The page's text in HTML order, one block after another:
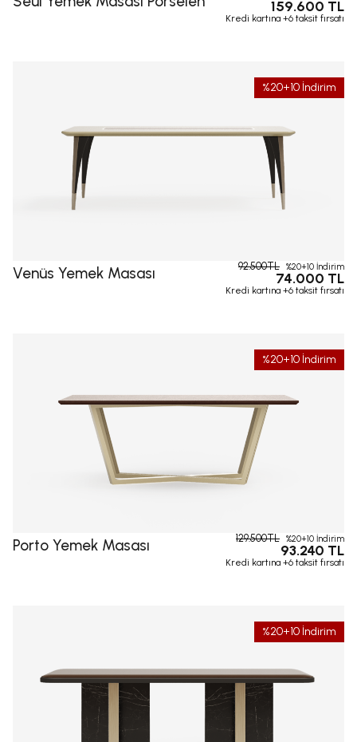
159.600 TL
Kredi kartına +6 taksit fırsatı
%20+10 İndirim
Venüs Yemek Masası 92.500TL %20+10 İndirim
74.000 TL
Kredi kartına +6 taksit fırsatı
%20+10 İndirim
Porto Yemek Masası 129.500TL %20+10 İndirim
93.240 TL
Kredi kartına +6 taksit fırsatı
%20+10 İndirim